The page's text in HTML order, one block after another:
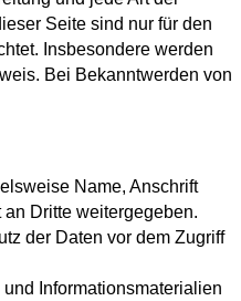
Seite sind nur für den
Insbesondere werden
Bei Bekanntwerden von
Name, Anschrift
Dritte weitergegeben.
der Daten vor dem Zugriff
Informationsmaterialien